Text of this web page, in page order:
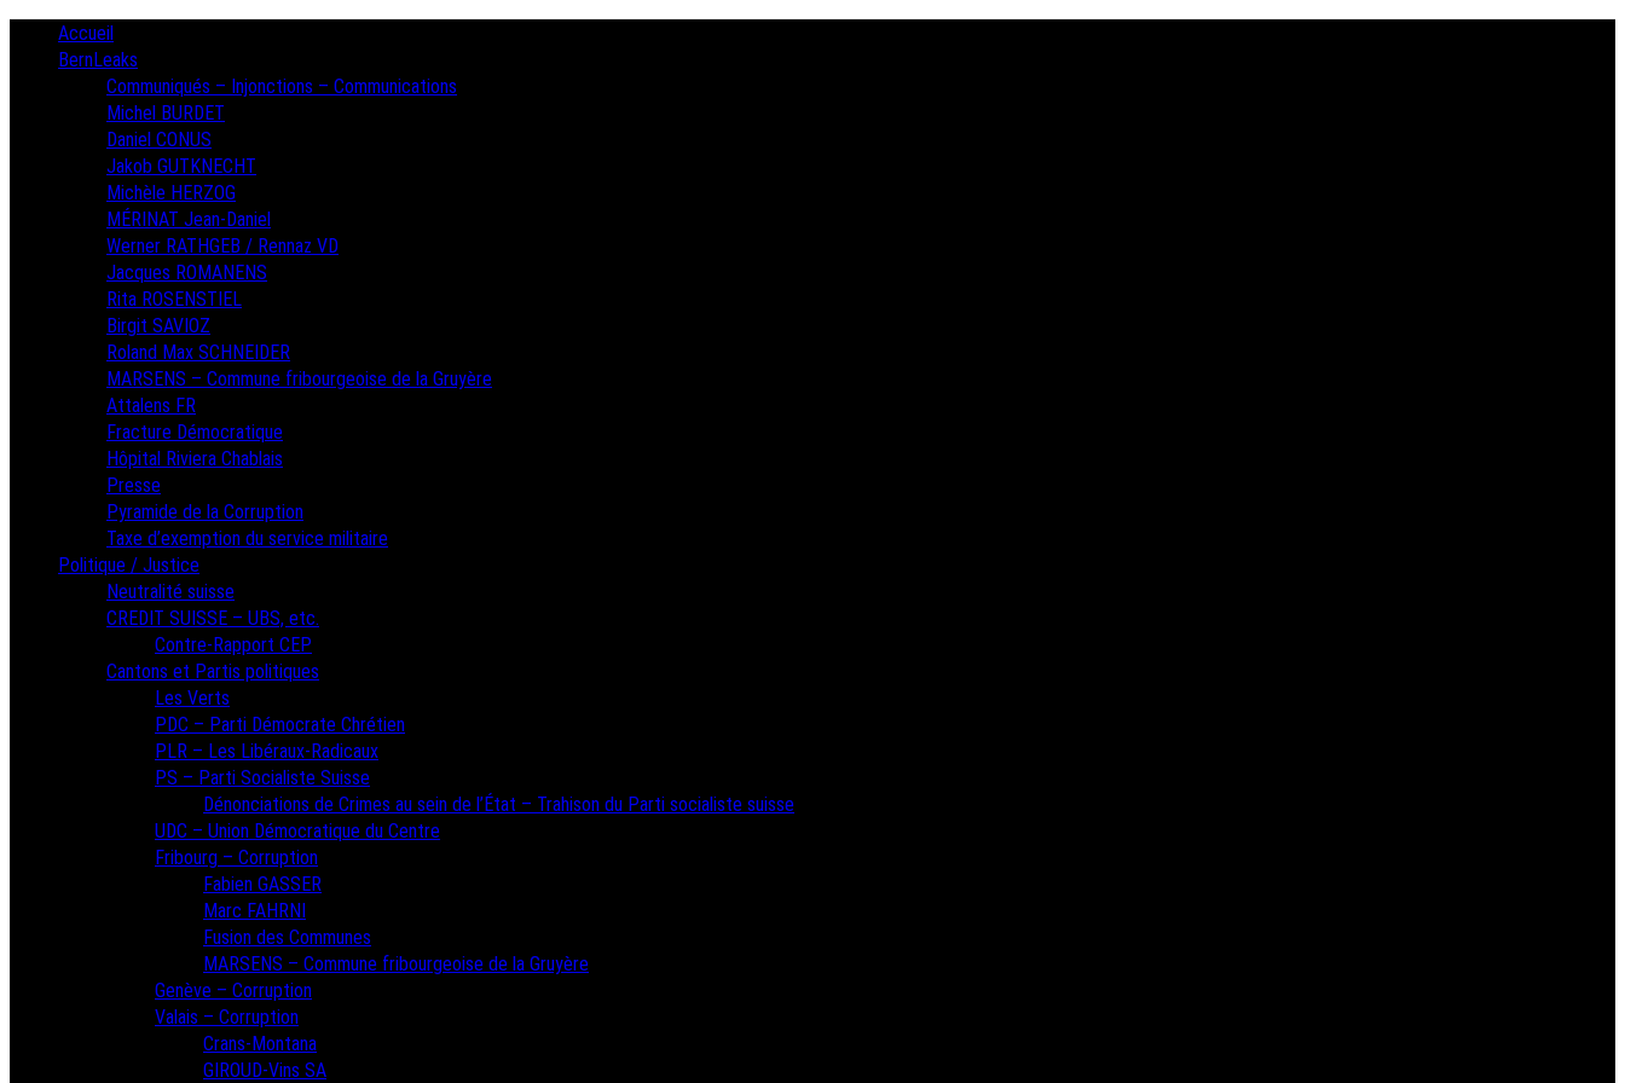
PrimaryAccueil
BernLeaks
Communiqués – Injonctions – Communications
Michel BURDET
Daniel CONUS
Jakob GUTKNECHT
Michèle HERZOG
MÉRINAT Jean-Daniel
Werner RATHGEB / Rennaz VD
Jacques ROMANENS
Rita ROSENSTIEL
Birgit SAVIOZ
Roland Max SCHNEIDER
MARSENS – Commune fribourgeoise de la Gruyère
Attalens FR
Fracture Démocratique
Hôpital Riviera Chablais
Presse
Pyramide de la Corruption
Taxe d’exemption du service militaire
Politique / Justice
Neutralité suisse
CREDIT SUISSE – UBS, etc.
Contre-Rapport CEP
Cantons et Partis politiques
Les Verts
PDC – Parti Démocrate Chrétien
PLR – Les Libéraux-Radicaux
PS – Parti Socialiste Suisse
Dénonciations de Crimes au sein de l’État – Trahison du Parti socialiste suisse
UDC – Union Démocratique du Centre
Fribourg – Corruption
Fabien GASSER
Marc FAHRNI
Fusion des Communes
MARSENS – Commune fribourgeoise de la Gruyère
Genève – Corruption
Valais – Corruption
Crans-Montana
GIROUD-Vins SA